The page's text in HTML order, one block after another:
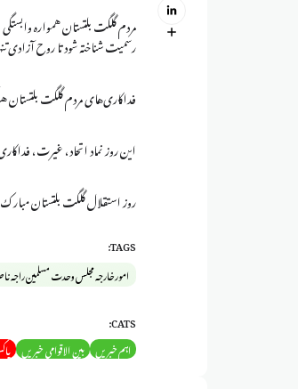
مردم گلگت بلتستان همواره
رسمیت شناخته شود تا روح آزادی
فداکاری‌های مردم گلگت بلتستان
این روز نماد اتحاد، غیرت،
روز استقلال گلگت بلتستان
TAGS:
امور خارجہ مجلس وحدت مسلمین راجہ
CATS:
اہم خبریں بین الاقوامی خبریں